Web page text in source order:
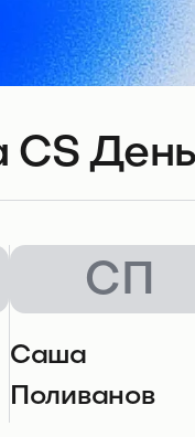
CS
СП
Саша
Поливанов